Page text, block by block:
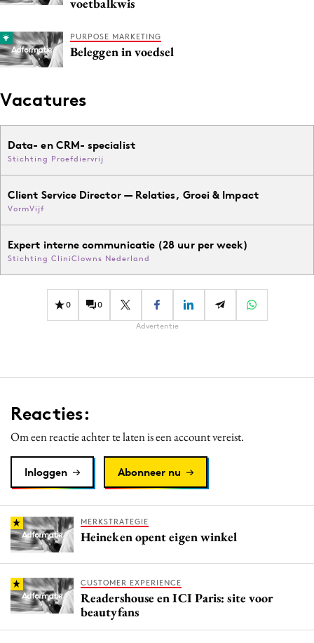
PURPOSE MARKETING
Beleggen in voedsel
Vacatures
Data- en CRM- specialist
Stichting Proefdiervrij
Client Service Director — Relaties, Groei & Impact
VormVijf
Expert interne communicatie (28 uur per week)
Stichting CliniClowns Nederland
0 0
Advertentie
Reacties:
Om een reactie achter te laten is een account vereist.
Inloggen Abonneer nu
MERKSTRATEGIE
Heineken opent eigen winkel
CUSTOMER EXPERIENCE
Readershouse en ICI Paris: site voor
beautyfans